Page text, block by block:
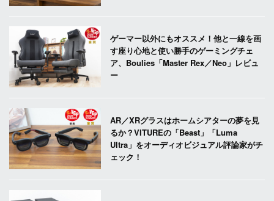
ゲーマー以外にもオススメ！他と一線を画
す座り心地と使い勝手のゲーミングチェ
ア、Boulies「Master Rex／Neo」レビュ
ー
AR／XRグラスはホームシアターの夢を見
るか？VITUREの「Beast」「Luma
Ultra」をオーディオビジュアル評論家がチ
ェック！